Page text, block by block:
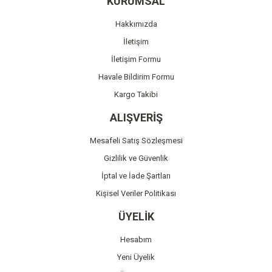
Ürün bilgilerinde hatalar bulunuyor.
Ürün fiyatı diğer sitelerden daha pahalı.
Bu ürüne benzer farklı alternatifler olmalı.
Gönder
Hakkımızda
İletişim
İletişim Formu
Havale Bildirim Formu
Kargo Takibi
ALIŞVERİŞ
Mesafeli Satış Sözleşmesi
Gizlilik ve Güvenlik
İptal ve İade Şartları
Kişisel Veriler Politikası
ÜYELİK
Hesabım
Yeni Üyelik